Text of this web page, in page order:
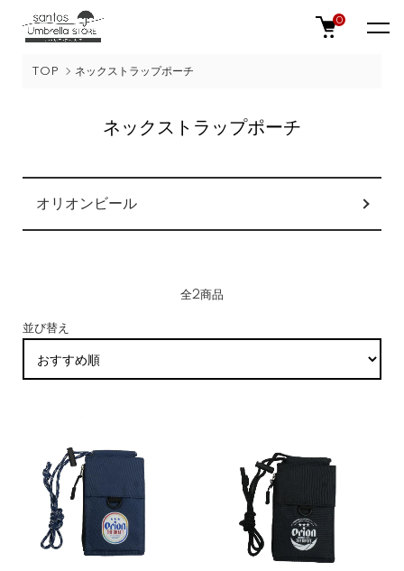
0
TOP ネックストラップポーチ
ネックストラップポーチ
カテゴリー一覧
オリオンビール
全2商品
並び替え